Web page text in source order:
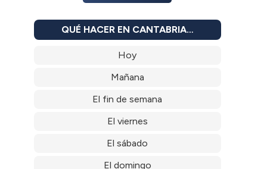
QUÉ HACER EN CANTABRIA…
Hoy
Mañana
El fin de semana
El viernes
El sábado
El domingo